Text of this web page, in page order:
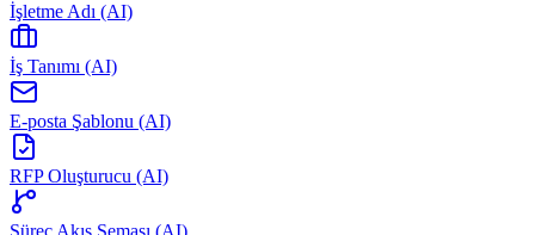
İşletme Adı (AI)
İş Tanımı (AI)
E-posta Şablonu (AI)
RFP Oluşturucu (AI)
Süreç Akış Şeması (AI)